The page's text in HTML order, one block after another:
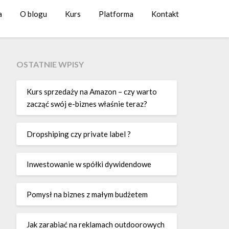
O blogu Kurs Platforma Kontakt
OSTATNIE WPISY
Kurs sprzedaży na Amazon – czy warto
zacząć swój e-biznes właśnie teraz?
Dropshiping czy private label ?
Inwestowanie w spółki dywidendowe
Pomysł na biznes z małym budżetem
Jak zarabiać na reklamach outdoorowych